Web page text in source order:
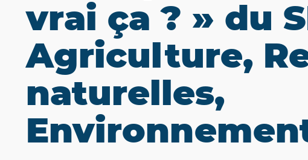
vrai ça ? » du
Agriculture,
naturelles,